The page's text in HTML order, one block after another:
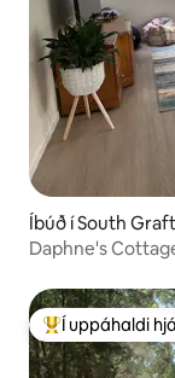
Íbúð í South
Daphne's
Í mestu
Í uppáhaldi